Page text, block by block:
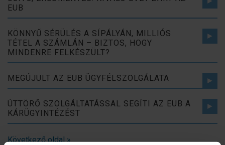
EUB
KÖNNYŰ SÉRÜLÉS A SÍPÁLYÁN, MILLIÓS
TÉTEL A SZÁMLÁN – BIZTOS, HOGY
MINDENRE FELKÉSZÜLT?
MEGÚJULT AZ EUB ÜGYFÉLSZOLGÁLATA
ÚTTÖRŐ SZOLGÁLTATÁSSAL SEGÍTI AZ EUB A
KÁRÜGYINTÉZÉST
Következő oldal »